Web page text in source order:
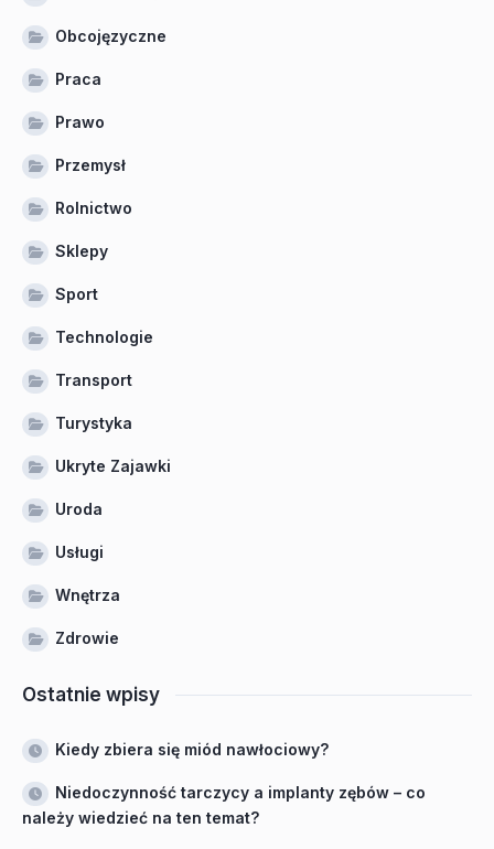
Obcojęzyczne
Praca
Prawo
Przemysł
Rolnictwo
Sklepy
Sport
Technologie
Transport
Turystyka
Ukryte Zajawki
Uroda
Usługi
Wnętrza
Zdrowie
Ostatnie wpisy
Kiedy zbiera się miód nawłociowy?
Niedoczynność tarczycy a implanty zębów – co
należy wiedzieć na ten temat?